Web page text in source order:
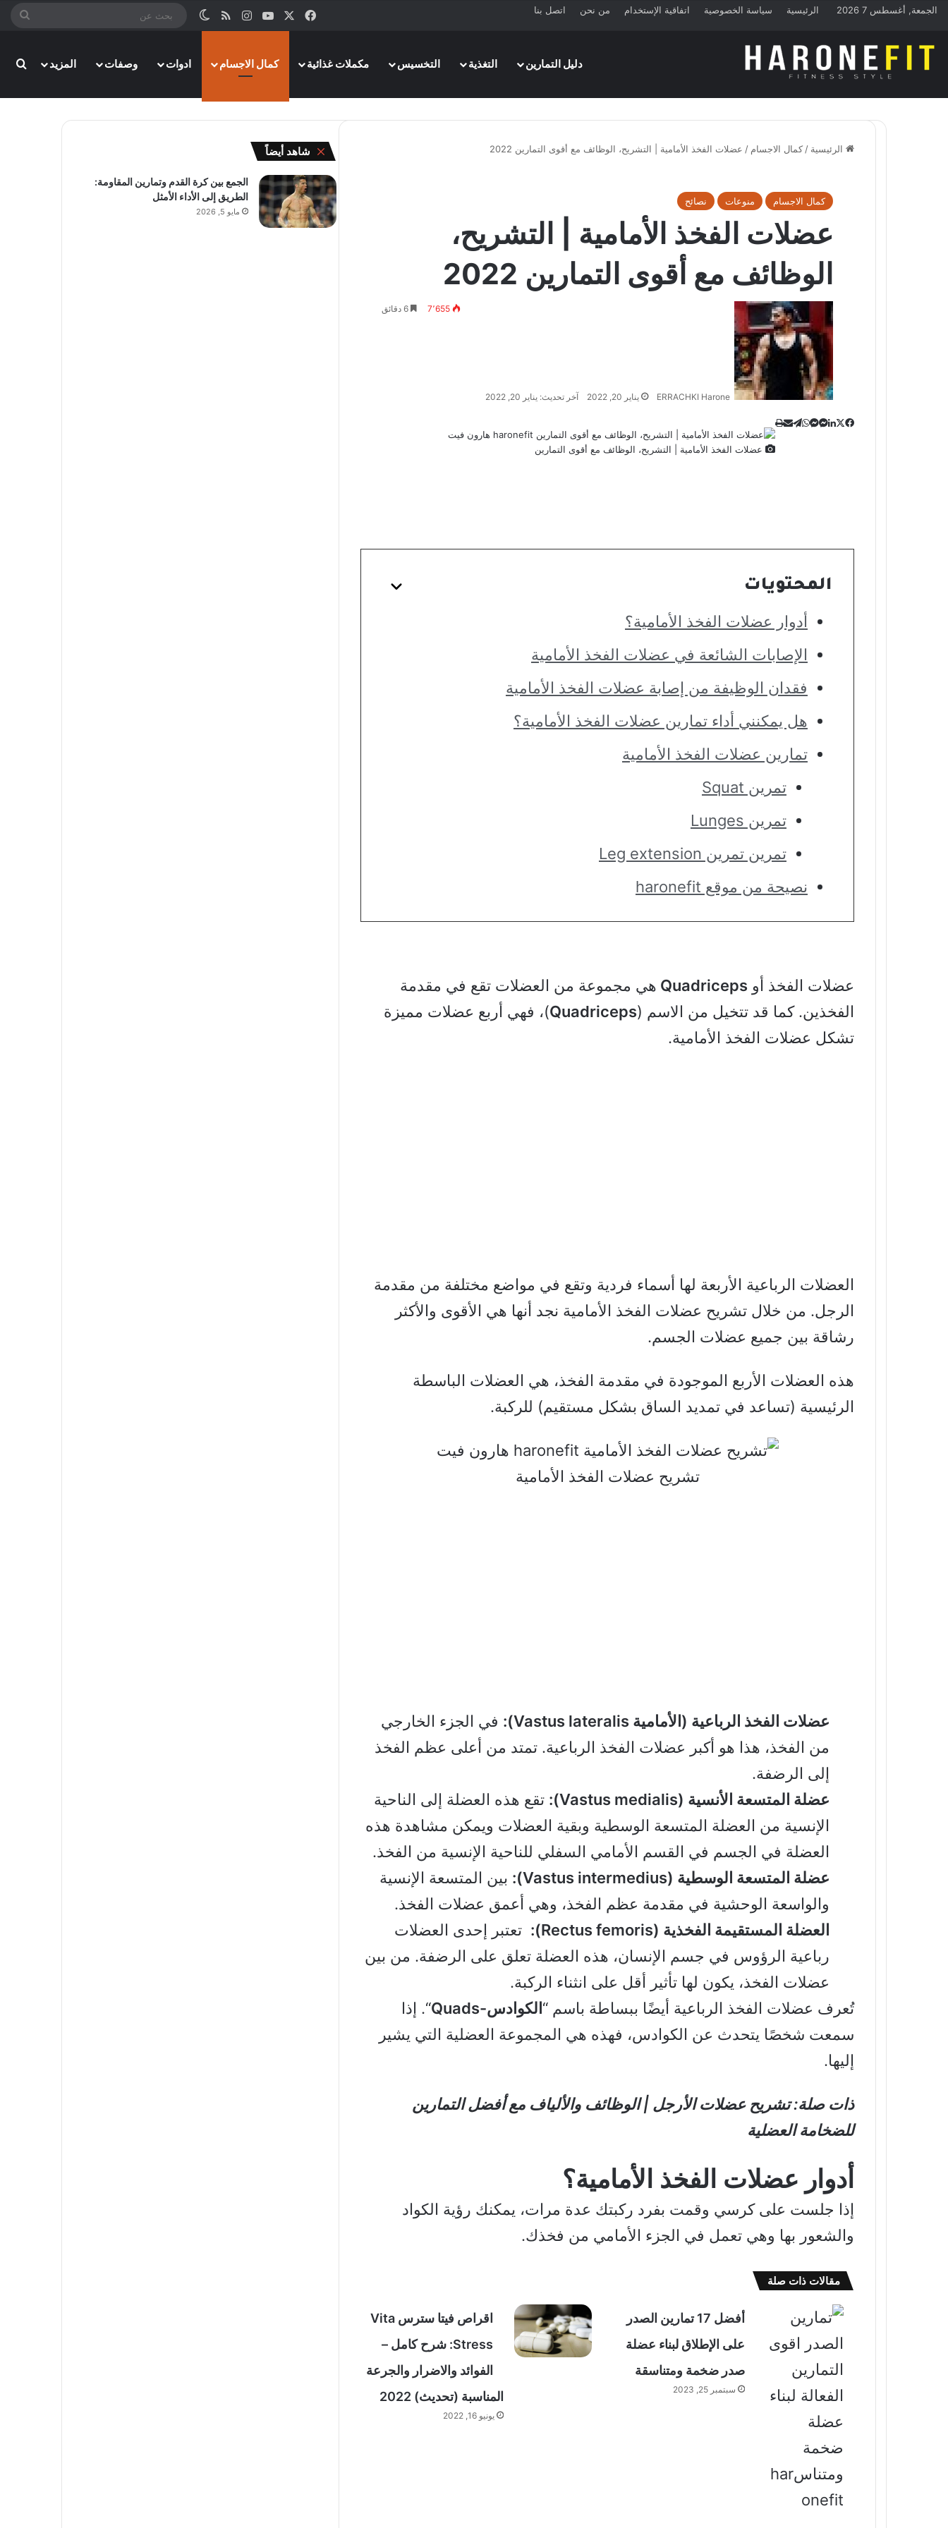
الجمعة, أغسطس 7 2026 الرئيسية سياسة الخصوصية اتفاقية الإستخدام من نحن اتصل بنا فيسبوك ‫YouTubeانستقرامملخص الموقع RSS
الوضع المظلم
بحث
دليل التمارين
التغذية التخسيس مكملات غذائية كمال الاجسام ادوات وصفات المزيد
الرئيسية / كمال الاجسام / عضلات الفخذ الأمامية | التشريح، الوظائف مع أقوى التمارين 2022
كمال الاجسام منوعات نصائح
عضلات الفخذ الأمامية | التشريح،
الوظائف مع أقوى التمارين 2022
ERRACHKI Harone يناير 20, 2022 آخر تحديث: يناير 20, 2022
7٬655
فيسبوك‫Xلينكدإن
ماسنجر
ماسنجر
واتساب
تيلقرام
مشاركة
عبر
البريد
طباعة
عضلات الفخذ الأمامية | التشريح، الوظائف مع أقوى التمارين
المحتويات
أدوار عضلات الفخذ الأمامية؟
الإصابات الشائعة في عضلات الفخذ الأمامية
فقدان الوظيفة من إصابة عضلات الفخذ الأمامية
هل يمكنني أداء تمارين عضلات الفخذ الأمامية؟
تمارين عضلات الفخذ الأمامية
تمرين Squat
تمرين Lunges
تمرين تمرين Leg extension
نصيحة من موقع haronefit
عضلات الفخذ أو Quadriceps هي مجموعة من العضلات تقع في مقدمة
الفخذين. كما قد تتخيل من الاسم (Quadriceps)، فهي أربع عضلات مميزة
تشكل عضلات الفخذ الأمامية.
العضلات الرباعية الأربعة لها أسماء فردية وتقع في مواضع مختلفة من مقدمة
الرجل. من خلال تشريح عضلات الفخذ الأمامية نجد أنها هي الأقوى والأكثر
رشاقة بين جميع عضلات الجسم.
هذه العضلات الأربع الموجودة في مقدمة الفخذ، هي العضلات الباسطة
الرئيسية (تساعد في تمديد الساق بشكل مستقيم) للركبة.
تشريح عضلات الفخذ الأمامية
عضلات الفخذ الرباعية (الأمامية Vastus lateralis):
في الجزء الخارجي
من الفخذ، هذا هو أكبر عضلات الفخذ الرباعية. تمتد من أعلى عظم الفخذ
إلى الرضفة.
عضلة المتسعة الأنسية (Vastus medialis):
تقع هذه العضلة إلى الناحية
الإنسية من العضلة المتسعة الوسطية وبقية العضلات ويمكن مشاهدة هذه
العضلة في الجسم في القسم الأمامي السفلي للناحية الإنسية من الفخذ.
عضلة المتسعة الوسطية (Vastus intermedius):
بين المتسعة الإنسية
والواسعة الوحشية في مقدمة عظم الفخذ، وهي أعمق عضلات الفخذ.
العضلة المستقيمة الفخذية (Rectus femoris):
تعتبر إحدى العضلات
رباعية الرؤوس في جسم الإنسان، هذه العضلة تعلق على الرضفة. من بين
عضلات الفخذ، يكون لها تأثير أقل على انثناء الركبة.
تُعرف عضلات الفخذ الرباعية أيضًا ببساطة باسم “الكوادس-Quads
“. إذا
سمعت شخصًا يتحدث عن الكوادس، فهذه هي المجموعة العضلية التي يشير
إليها.
ذات صلة:تشريح عضلات الأرجل | الوظائف والألياف مع أفضل التمارين
للضخامة العضلية
أدوار عضلات الفخذ الأمامية؟
إذا جلست على كرسي وقمت بفرد ركبتك عدة مرات، يمكنك رؤية الكواد
والشعور بها وهي تعمل في الجزء الأمامي من فخذك.
مقالات ذات صلة
أفضل 17 تمارين الصدر
على الإطلاق لبناء عضلة
صدر ضخمة ومتناسقة
سبتمبر 25, 2023
اقراص فيتا سترس Vita
Stress: شرح كامل –
الفوائد والاضرار والجرعة
المناسبة (تحديث) 2022
يونيو 16, 2022
شاهد أيضاً
إغلاق
الجمع بين كرة القدم وتمارين المقاومة:
الطريق إلى الأداء الأمثل
مايو 5, 2026